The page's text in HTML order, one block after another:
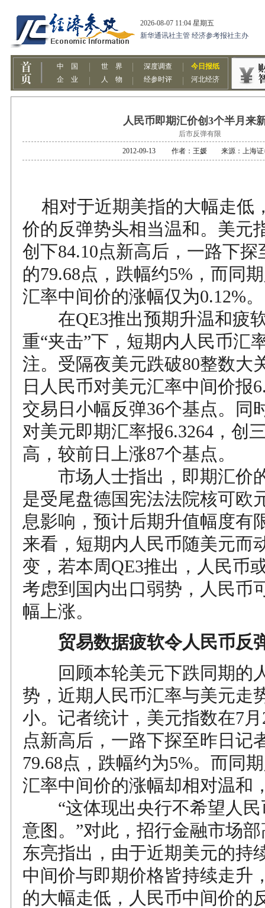
人民币即期汇价创3个半月来
后市反弹有限
2012-09-13 作者：王媛 来源：上海证
相对于近期美指的大幅走低
价的反弹势头相当温和。美元
创下84.10点新高后，一路下
的79.68点，跌幅约5%，而同
汇率中间价的涨幅仅为0.12%。
在QE3推出预期升温和疲
重“夹击”下，短期内人民币汇
注。受隔夜美元跌破80整数大
日人民币对美元汇率中间价报
交易日小幅反弹36个基点。同
对美元即期汇率报6.3264，创
高，较前日上涨87个基点。
市场人士指出，即期汇价
是受尾盘德国宪法法院核可欧
息影响，预计后期升值幅度有
来看，短期内人民币随美元而
变，若本周QE3推出，人民币
考虑到国内出口弱势，人民币
幅上涨。
贸易数据疲软令人民币反
回顾本轮美元下跌同期的
势，近期人民币汇率与美元走
小。记者统计，美元指数在7月
点新高后，一路下探至昨日记
79.68点，跌幅约为5%。而同
汇率中间价的涨幅却相对温和
“这体现出央行不希望人民
意图。”对此，招行金融市场
东亮指出，由于近期美元的持
中间价与即期价格皆持续走升
的大幅走低，人民币中间价的